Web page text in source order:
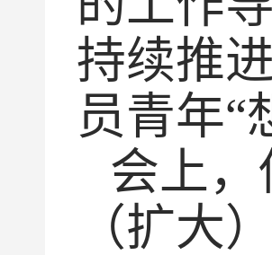
持续推
员青年“
会上
（扩大